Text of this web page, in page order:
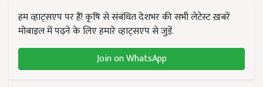
हम व्हाट्सएप पर हैं! कृषि से संबंधित देशभर की सभी लेटेस्ट ख़बरें
मोबाइल में पढ़ने के लिए हमारे व्हाट्सएप से जुड़ें.
Join on WhatsApp